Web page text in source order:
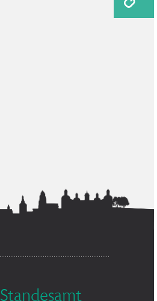
Standesamt